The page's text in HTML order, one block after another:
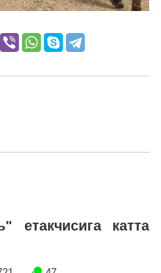
етакчисига катта